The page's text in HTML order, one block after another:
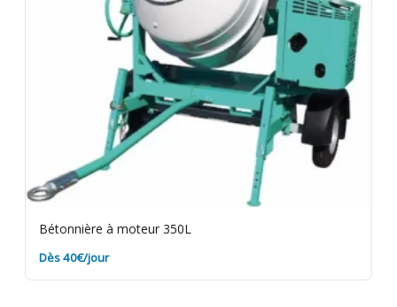
Bétonnière à moteur 350L
Dès 40€/jour